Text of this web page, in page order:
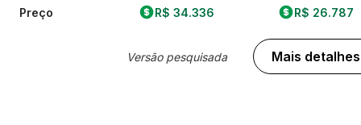
Preço R$ 34.336
Versão pesquisada
R$ 26.787
Mais detalhes